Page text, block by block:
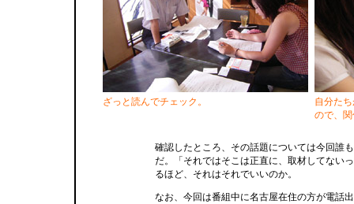
ざっと読んでチェック。
自分た
ので、
確認したところ、その話題については今回誰
だ。「それではそこは正直に、取材してない
るほど、それはそれでいいのか。
なお、今回は番組中に名古屋在住の方が電話